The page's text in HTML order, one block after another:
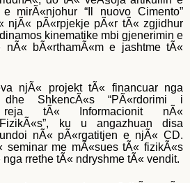
mirÃ«njohur “Il nuovo Cimento”
njÃ« pÃ«rpjekje pÃ«r tÃ« zgjidhur
kinematike mbi gjenerimin e
nÃ« bÃ«rthamÃ«m e jashtme tÃ«
njÃ« projekt tÃ« financuar nga
ShkencÃ«s “PÃ«rdorimi i
tÃ« Informacionit nÃ«
ku u angazhuan disa
nÃ« pÃ«rgatitjen e njÃ« CD.
seminar me mÃ«sues tÃ« fizikÃ«s
rrethe tÃ« ndryshme tÃ« vendit.